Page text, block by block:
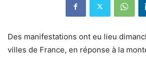
Des manifestations ont eu lieu
villes de France, en réponse à la